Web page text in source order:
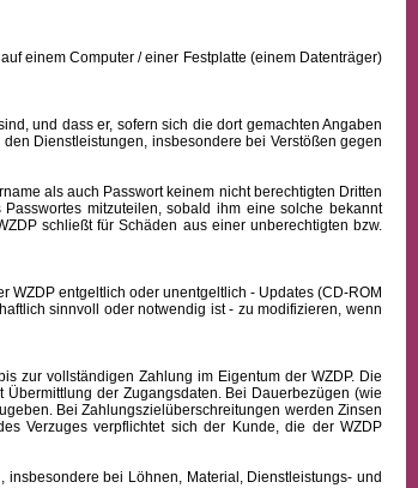
einem Computer / einer Festplatte (einem Datenträger)
und dass er, sofern sich die dort gemachten Angaben
Dienstleistungen, insbesondere bei Verstößen gegen
als auch Passwort keinem nicht berechtigten Dritten
Passwortes mitzuteilen, sobald ihm eine solche bekannt
schließt für Schäden aus einer unberechtigten bzw.
entgeltlich oder unentgeltlich - Updates (CD-ROM
sinnvoll oder notwendig ist - zu modifizieren, wenn
vollständigen Zahlung im Eigentum der WZDP. Die
der Zugangsdaten. Bei Dauerbezügen (wie
Bei Zahlungszielüberschreitungen werden Zinsen
Verzuges verpflichtet sich der Kunde, die der WZDP
bei Löhnen, Material, Dienstleistungs- und